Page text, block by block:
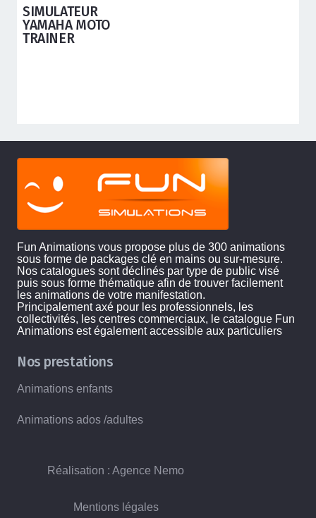
SIMULATEUR
YAMAHA MOTO
TRAINER
Fun Animations vous propose plus de 300 animations
sous forme de packages clé en mains ou sur-mesure.
Nos catalogues sont déclinés par type de public visé
puis sous forme thématique afin de trouver facilement
les animations de votre manifestation.
Principalement axé pour les professionnels, les
collectivités, les centres commerciaux, le catalogue Fun
Animations est également accessible aux particuliers
Nos prestations
Animations enfants
Animations ados /adultes
Réalisation : Agence Nemo
Mentions légales